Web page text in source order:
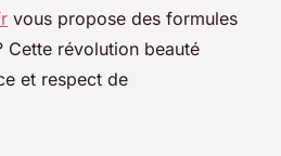
vous propose des formules
Cette révolution beauté
et respect de